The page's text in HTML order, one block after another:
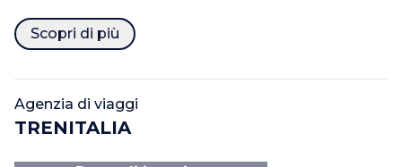
Scopri di più
Agenzia di viaggi
TRENITALIA